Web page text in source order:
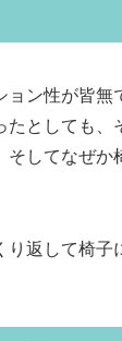
ョン性が皆無
たとしても、
そしてなぜか
り返して椅子